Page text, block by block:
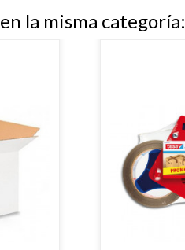
la misma categoría: